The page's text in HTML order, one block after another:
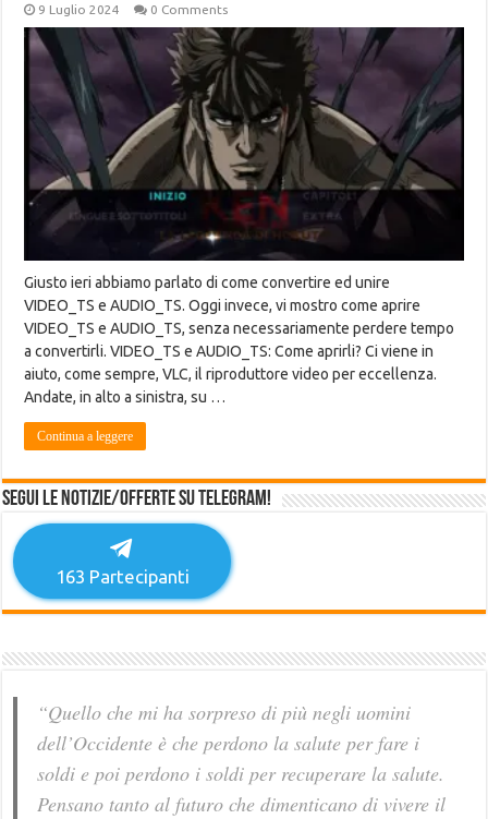
9 Luglio 2024 0 Comments
Giusto ieri abbiamo parlato di come convertire ed unire
VIDEO_TS e AUDIO_TS. Oggi invece, vi mostro come aprire
VIDEO_TS e AUDIO_TS, senza necessariamente perdere tempo
a convertirli. VIDEO_TS e AUDIO_TS: Come aprirli? Ci viene in
aiuto, come sempre, VLC, il riproduttore video per eccellenza.
Andate, in alto a sinistra, su …
Continua a leggere
Segui le notizie/offerte su Telegram!
163 Partecipanti
“Quello che mi ha sorpreso di più negli uomini
dell’Occidente è che perdono la salute per fare i
soldi e poi perdono i soldi per recuperare la salute.
Pensano tanto al futuro che dimenticano di vivere il